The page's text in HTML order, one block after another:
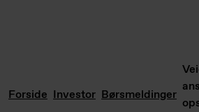
Forside Investor Børsmeldinger